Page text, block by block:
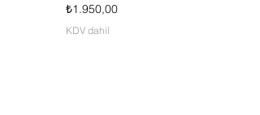
Fiyat
₺1.950,00
KDV dahil